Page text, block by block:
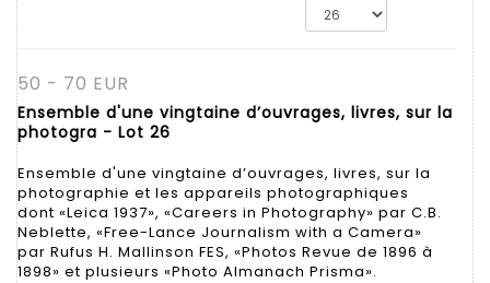
50 - 70 EUR
Ensemble d'une vingtaine d’ouvrages, livres, sur la
photogra - Lot 26
Ensemble d'une vingtaine d’ouvrages, livres, sur la
photographie et les appareils photographiques
dont «Leica 1937», «Careers in Photography» par C.B.
Neblette, «Free-Lance Journalism with a Camera»
par Rufus H. Mallinson FES, «Photos Revue de 1896 à
1898» et plusieurs «Photo Almanach Prisma».